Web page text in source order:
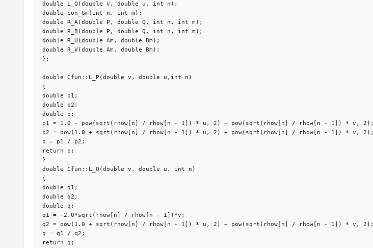
double L_Q(double v, double u, int n);
double con_Gm(int n, int m);
double R_A(double P, double Q, int n, int m);
double R_B(double P, double Q, int n, int m);
double R_U(double Am, double Bm);
double R_V(double Am, double Bm);
};
double Cfun::L_P(double v, double u,int n)
{
double p1;
double p2;
double p;
p1 = 1.0 - pow(sqrt(rhow[n] / rhow[n - 1]) * u, 2) - pow(sqrt(rhow[n] / rhow[n - 1]) * v, 2);
p2 = pow(1.0 + sqrt(rhow[n] / rhow[n - 1]) * u, 2) + pow(sqrt(rhow[n] / rhow[n - 1]) * v, 2);
p = p1 / p2;
return p;
}
double Cfun::L_Q(double v, double u, int n)
{
double q1;
double q2;
double q;
q1 = -2.0*sqrt(rhow[n] / rhow[n - 1])*v;
q2 = pow(1.0 + sqrt(rhow[n] / rhow[n - 1]) * u, 2) + pow(sqrt(rhow[n] / rhow[n - 1]) * v, 2);
q = q1 / q2;
return q;